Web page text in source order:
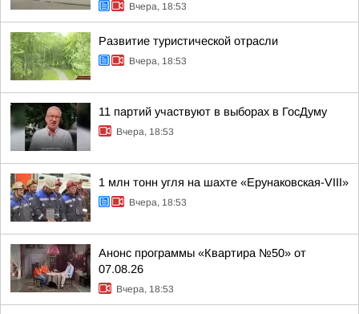
Вчера, 18:53
Развитие туристической отрасли
Вчера, 18:53
11 партий участвуют в выборах в ГосДуму
Вчера, 18:53
1 млн тонн угля на шахте «Ерунаковская-VIII»
Вчера, 18:53
Анонс программы «Квартира №50» от
07.08.26
Вчера, 18:53